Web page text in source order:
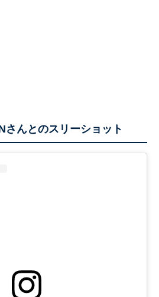
さんとのスリーショット